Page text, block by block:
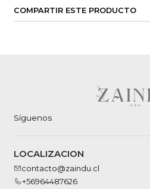
COMPARTIR ESTE PRODUCTO
Síguenos
LOCALIZACION
contacto@zaindu.cl
+56964487626